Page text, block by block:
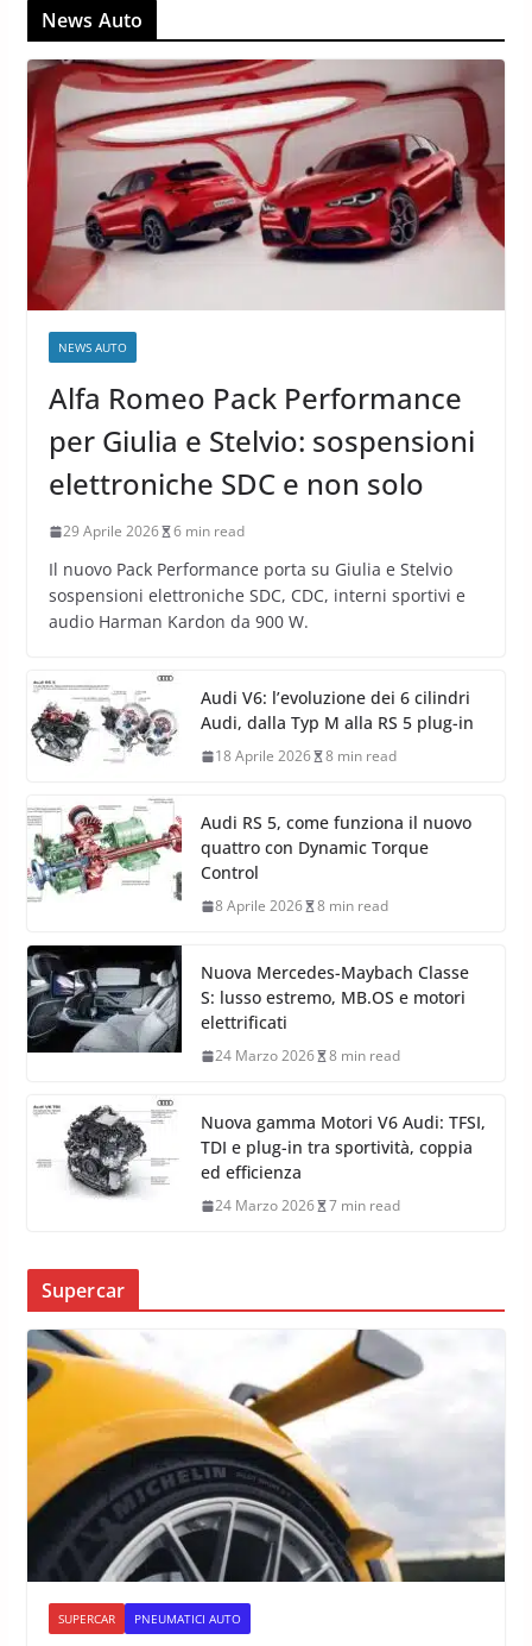
News Auto
NEWS AUTO
Alfa Romeo Pack Performance
per Giulia e Stelvio: sospensioni
elettroniche SDC e non solo
29 Aprile 2026 6 min read
Il nuovo Pack Performance porta su Giulia e Stelvio
sospensioni elettroniche SDC, CDC, interni sportivi e
audio Harman Kardon da 900 W.
Audi V6: l’evoluzione dei 6 cilindri
Audi, dalla Typ M alla RS 5 plug-in
18 Aprile 2026 8 min read
Audi RS 5, come funziona il nuovo
quattro con Dynamic Torque
Control
8 Aprile 2026 8 min read
Nuova Mercedes-Maybach Classe
S: lusso estremo, MB.OS e motori
elettrificati
24 Marzo 2026 8 min read
Nuova gamma Motori V6 Audi: TFSI,
TDI e plug-in tra sportività, coppia
ed efficienza
24 Marzo 2026 7 min read
Supercar
SUPERCAR PNEUMATICI AUTO